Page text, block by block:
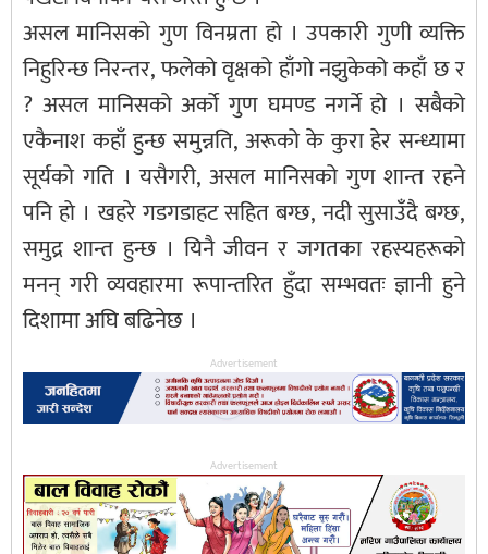
असल मानिसको गुण विनम्रता हो । उपकारी गुणी व्यक्ति
निहुरिन्छ निरन्तर, फलेको वृक्षको हाँगो नझुकेको कहाँ छ र
? असल मानिसको अर्को गुण घमण्ड नगर्ने हो । सबैको
एकैनाश कहाँ हुन्छ समुन्नति, अरूको के कुरा हेर सन्ध्यामा
सूर्यको गति । यसैगरी, असल मानिसको गुण शान्त रहने
पनि हो । खहरे गडगडाहट सहित बग्छ, नदी सुसाउँदै बग्छ,
समुद्र शान्त हुन्छ । यिनै जीवन र जगतका रहस्यहरूको
मनन् गरी व्यवहारमा रूपान्तरित हुँदा सम्भवतः ज्ञानी हुने
दिशामा अघि बढिनेछ ।
Advertisement
Advertisement